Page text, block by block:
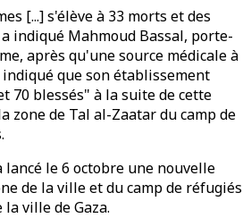
[...] s'élève à 33 morts et des
indiqué Mahmoud Bassal, porte-
après qu'une source médicale à
que son établissement
70 blessés" à la suite de cette
zone de Tal al-Zaatar du camp de
le 6 octobre une nouvelle
de la ville et du camp de réfugiés
la ville de Gaza.